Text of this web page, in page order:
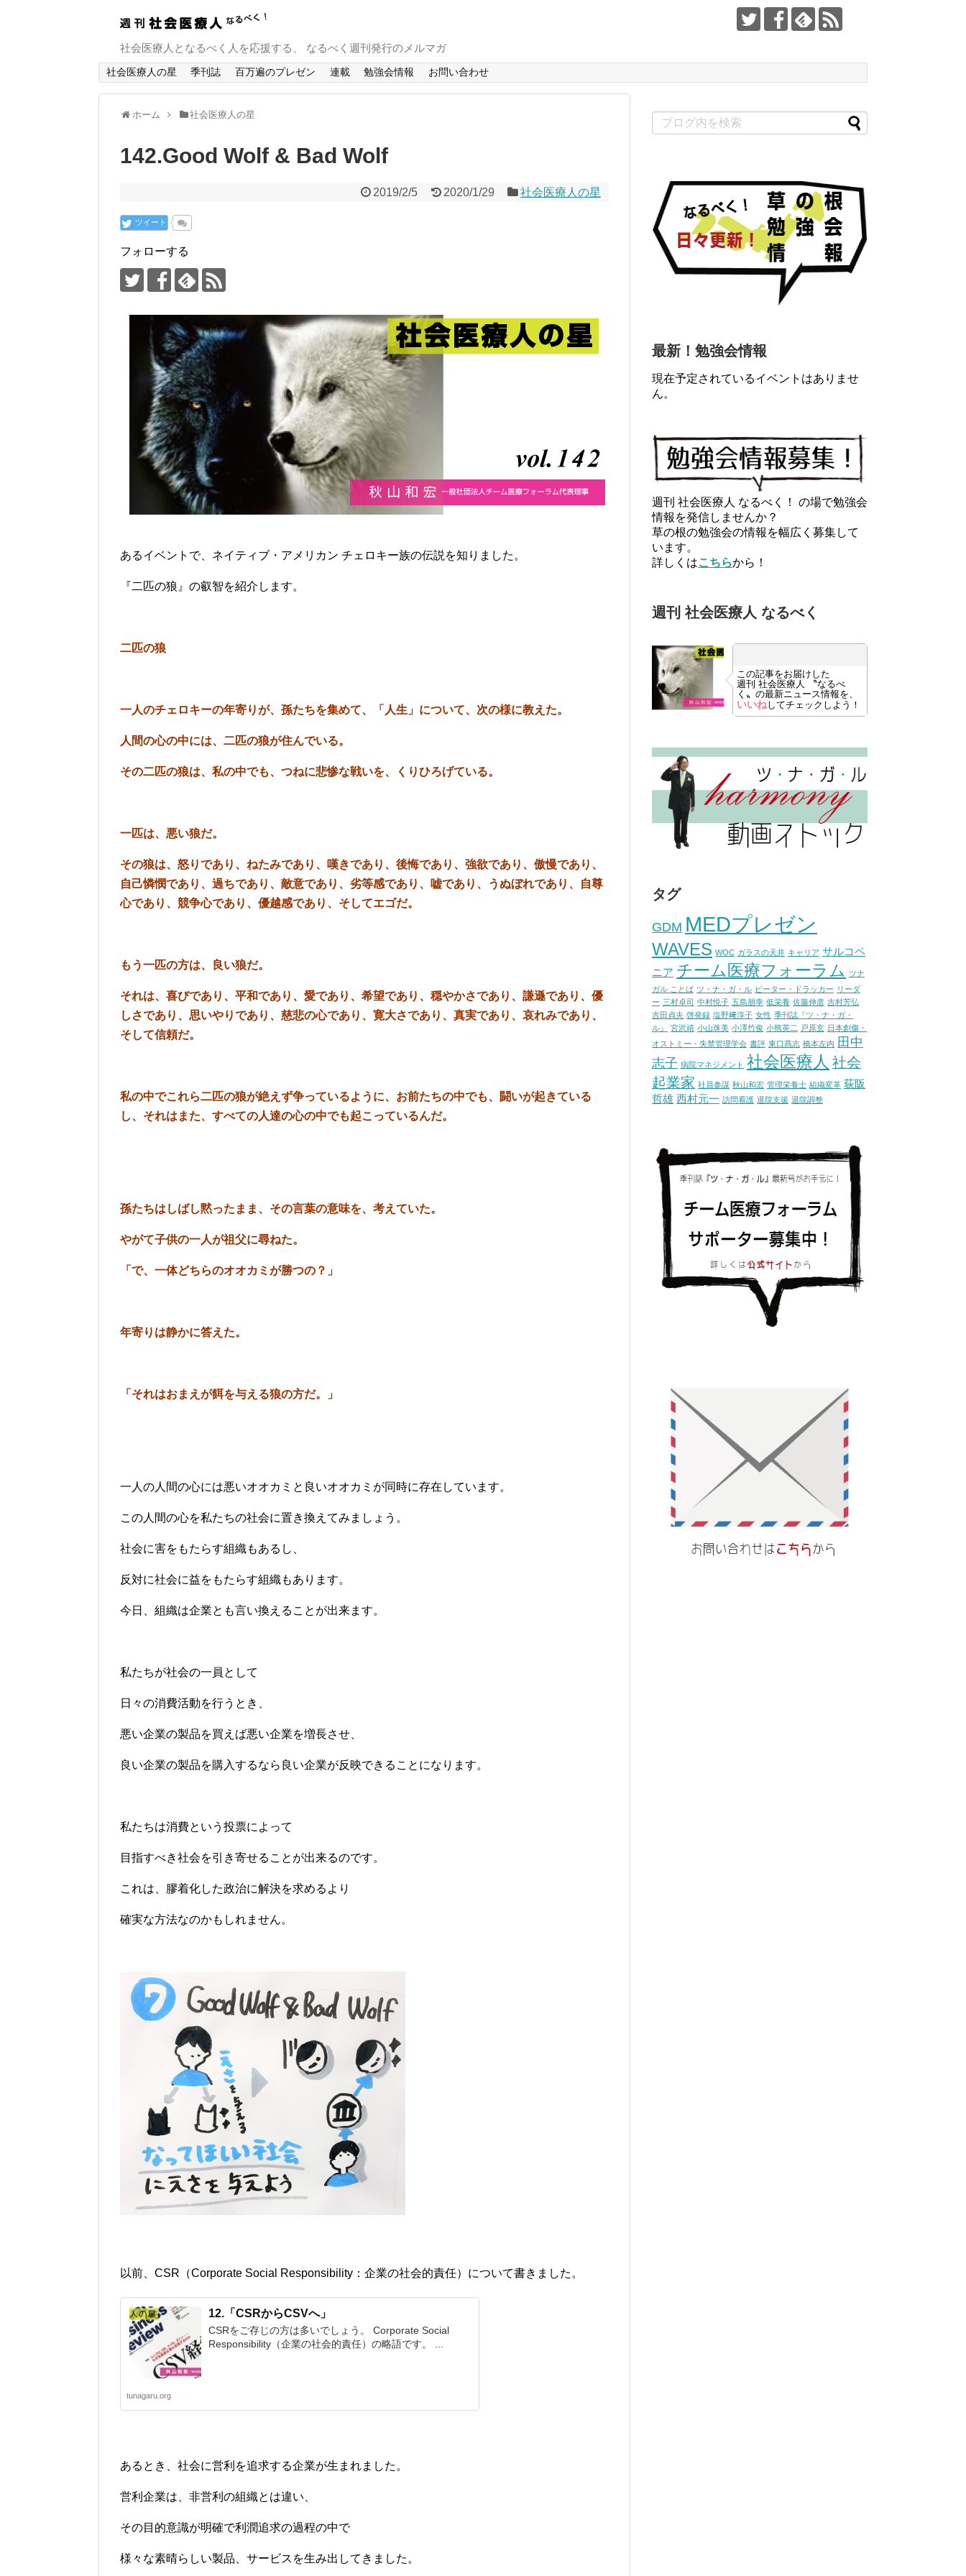
社会医療人となるべく人を応援する、 なるべく週刊発行のメルマガ
社会医療人の星 季刊誌 百万遍のプレゼン 連載 勉強会情報 お問い合わせ
ホーム 社会医療人の星
142.Good Wolf & Bad Wolf
2019/2/5 2020/1/29 社会医療人の星
ツイート
フォローする
あるイベントで、ネイティブ・アメリカン チェロキー族の伝説を知りました。
『二匹の狼』の叡智を紹介します。
二匹の狼
一人のチェロキーの年寄りが、孫たちを集めて、「人生」について、次の様に教えた。
人間の心の中には、二匹の狼が住んでいる。
その二匹の狼は、私の中でも、つねに悲惨な戦いを、くりひろげている。
一匹は、悪い狼だ。
その狼は、怒りであり、ねたみであり、嘆きであり、後悔であり、強欲であり、傲慢であり、
自己憐憫であり、過ちであり、敵意であり、劣等感であり、嘘であり、うぬぼれであり、自尊
心であり、競争心であり、優越感であり、そしてエゴだ。
もう一匹の方は、良い狼だ。
それは、喜びであり、平和であり、愛であり、希望であり、穏やかさであり、謙遜であり、優
しさであり、思いやりであり、慈悲の心であり、寛大さであり、真実であり、哀れみであり、
そして信頼だ。
私の中でこれら二匹の狼が絶えず争っているように、お前たちの中でも、闘いが起きている
し、それはまた、すべての人達の心の中でも起こっているんだ。
孫たちはしばし黙ったまま、その言葉の意味を、考えていた。
やがて子供の一人が祖父に尋ねた。
「で、一体どちらのオオカミが勝つの？」
年寄りは静かに答えた。
「それはおまえが餌を与える狼の方だ。」
一人の人間の心には悪いオオカミと良いオオカミが同時に存在しています。
この人間の心を私たちの社会に置き換えてみましょう。
社会に害をもたらす組織もあるし、
反対に社会に益をもたらす組織もあります。
今日、組織は企業とも言い換えることが出来ます。
私たちが社会の一員として
日々の消費活動を行うとき、
悪い企業の製品を買えば悪い企業を増長させ、
良い企業の製品を購入するなら良い企業が反映できることになります。
私たちは消費という投票によって
目指すべき社会を引き寄せることが出来るのです。
これは、膠着化した政治に解決を求めるより
確実な方法なのかもしれません。
以前、CSR（Corporate Social Responsibility：企業の社会的責任）について書きました。
12.「CSRからCSVへ」
CSRをご存じの方は多いでしょう。 Corporate Social
Responsibility（企業の社会的責任）の略語です。 ...
tunagaru.org
あるとき、社会に営利を追求する企業が生まれました。
営利企業は、非営利の組織とは違い、
その目的意識が明確で利潤追求の過程の中で
様々な素晴らしい製品、サービスを生み出してきました。
最新！勉強会情報
現在予定されているイベントはありませ
ん。
週刊 社会医療人 なるべく！ の場で勉強会
情報を発信しませんか？
草の根の勉強会の情報を幅広く募集して
います。
詳しくはこちらから！
週刊 社会医療人 なるべく
この記事をお届けした
週刊 社会医療人 〝なるべ
く〟の最新ニュース情報を、
いいねしてチェックしよう！
タグ
GDM MEDプレゼン
WAVES WOC ガラスの天井 キャリア サルコペ
ニア チーム医療フォーラム
ツナ
ガル ことば ツ・ナ・ガ・ル ピーター・ドラッカー リーダ
ー 三村卓司 中村悦子 五島朋幸 低栄養 佐藤伸彦 吉村芳弘
吉田貞夫 啓発録 塩野﨑淳子 女性 季刊誌『ツ・ナ・ガ・
ル』
宮沢靖 小山珠美 小澤竹俊 小熊英二 戸原玄 日本創傷・
オストミー・失禁管理学会 書評 東口髙志 橋本左内
田中
志子 病院マネジメント 社会医療人 社会
起業家 社員参謀 秋山和宏 管理栄養士 組織変革 荻阪
哲雄 西村元一 訪問看護 退院支援 退院調整